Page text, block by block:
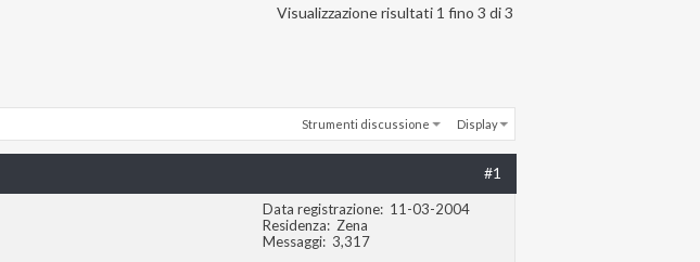
Visualizzazione risultati 1 fino 3 di 3
Strumenti discussione Display
#1
Data registrazione
11-03-2004
Residenza
Zena
Messaggi 3,317